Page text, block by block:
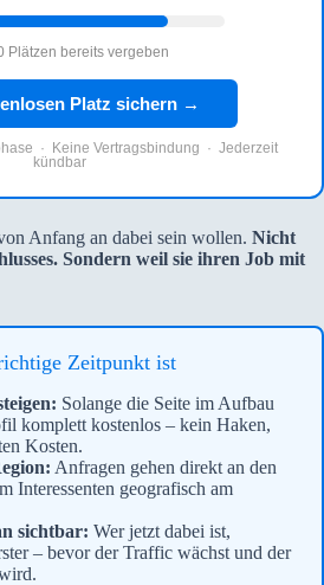
Plätzen bereits vergeben
Platz sichern →
· Keine Vertragsbindung · Jederzeit
kündbar
Anfang an dabei sein wollen. Nicht
Sondern weil sie ihren Job mit
Zeitpunkt ist
Solange die Seite im Aufbau
komplett kostenlos – kein Haken,
Kosten.
Anfragen gehen direkt an den
Interessenten geografisch am
sichtbar: Wer jetzt dabei ist,
– bevor der Traffic wächst und der